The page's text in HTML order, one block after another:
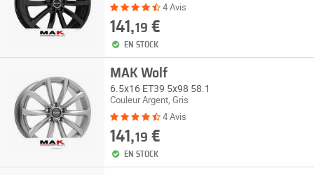
4 Avis
141,19 €
EN STOCK
MAK Wolf
6.5x16 ET39 5x98 58.1
Couleur Argent, Gris
4 Avis
141,19 €
EN STOCK